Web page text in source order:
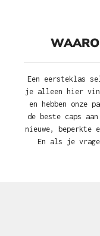
Een eersteklas
je alleen hier
en hebben onze
de beste caps
nieuwe, beperkte
En als je